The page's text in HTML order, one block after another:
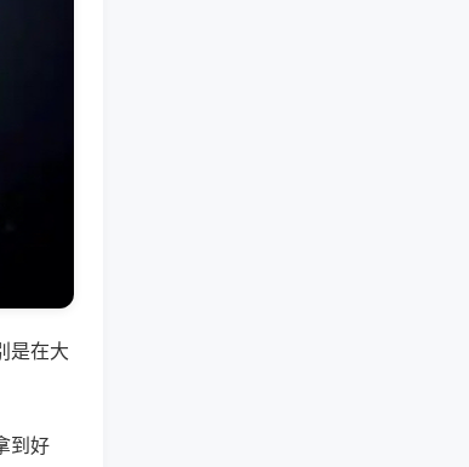
是在大
到好